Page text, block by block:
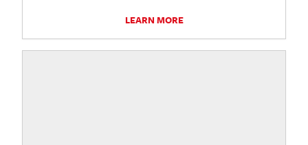
LEARN MORE